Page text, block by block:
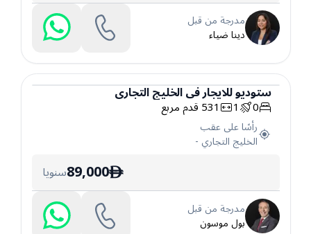
مدرجة من قبل
دينا ضياء
ستوديو
ستوديوللايجارفيالخليج التجاري
0
1
531قدم مربع
رأسًا على عقب
الخليج التجاري -
ê
89,000سنويا
مدرجة من قبل
بول موسون